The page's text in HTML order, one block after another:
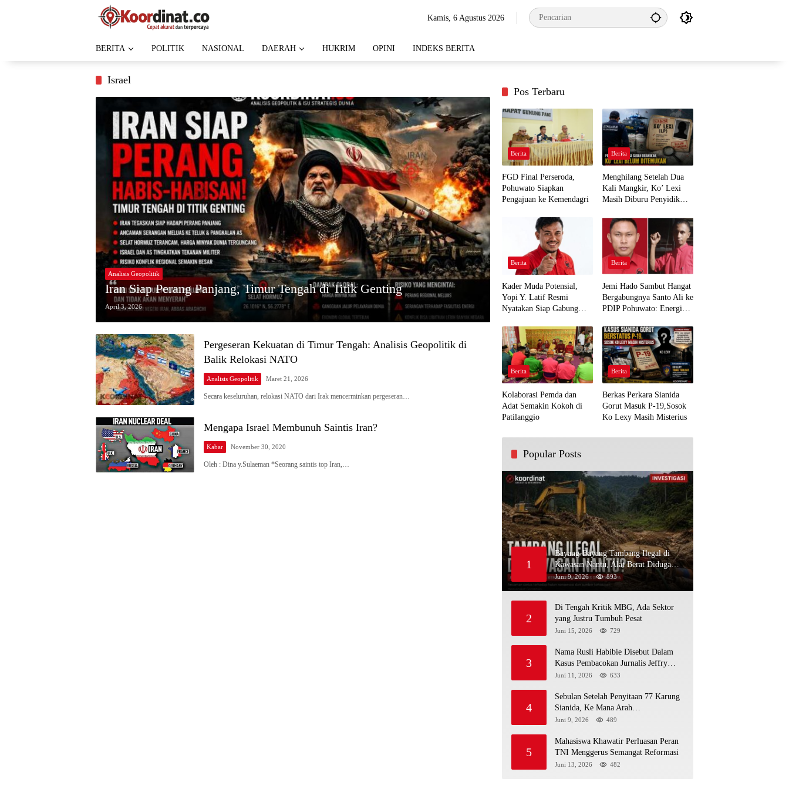
Kamis, 6 Agustus 2026
BERITA POLITIK NASIONAL DAERAH HUKRIM OPINI INDEKS BERITA
Israel
Analisis Geopolitik
Iran Siap Perang Panjang, Timur Tengah di Titik Genting
April 3, 2026
Pergeseran Kekuatan di Timur Tengah: Analisis Geopolitik di
Balik Relokasi NATO
Analisis Geopolitik Maret 21, 2026
Secara keseluruhan, relokasi NATO dari Irak mencerminkan pergeseran…
Mengapa Israel Membunuh Saintis Iran?
Kabar November 30, 2020
Oleh : Dina y.Sulaeman *Seorang saintis top Iran,…
Pos Terbaru
Berita
FGD Final Perseroda,
Pohuwato Siapkan
Pengajuan ke Kemendagri
Berita
Menghilang Setelah Dua
Kali Mangkir, Ko’ Lexi
Masih Diburu Penyidik
Berita
Kader Muda Potensial,
Yopi Y. Latif Resmi
Nyatakan Siap Gabung
Demi Kawal Aspirasi Bumi
Panua
Berita
Jemi Hado Sambut Hangat
Bergabungnya Santo Ali ke
PDIP Pohuwato: Energi
Rakyat
Berita
Kolaborasi Pemda dan
Adat Semakin Kokoh di
Patilanggio
Berita
Berkas Perkara Sianida
Gorut Masuk P-19,Sosok
Ko Lexy Masih Misterius
Popular Posts
1
Bayang-Bayang Tambang Ilegal di
Kawasan Nantu, Alat Berat Diduga
Kembali Menembus Hutan Sapa
Juni 9, 2026 893
2
Di Tengah Kritik MBG, Ada Sektor
yang Justru Tumbuh Pesat
Juni 15, 2026 729
3
Nama Rusli Habibie Disebut Dalam
Kasus Pembacokan Jurnalis Jeffry
Rumampuk
Juni 11, 2026 633
4
Sebulan Setelah Penyitaan 77 Karung
Sianida, Ke Mana Arah
Penyidikannya?
Juni 9, 2026 489
5
Mahasiswa Khawatir Perluasan Peran
TNI Menggerus Semangat Reformasi
Juni 13, 2026 482